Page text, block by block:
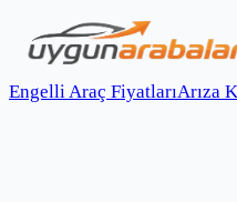
Engelli Araç FiyatlarıArıza